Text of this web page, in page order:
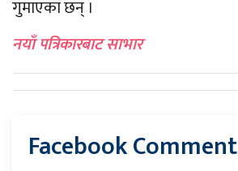
गुमाएका छन् ।
नयाँ पत्रिकारबाट साभार
Facebook Comment